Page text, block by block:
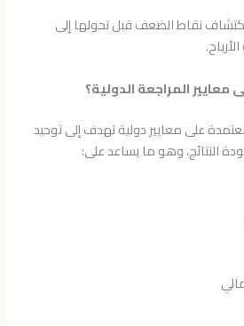
نقاط الضعف قبل تحولها إلى
معايير المراجعة الدولية؟
على معايير دولية تهدف إلى توحيد
النتائج، وهو ما يساعد على: